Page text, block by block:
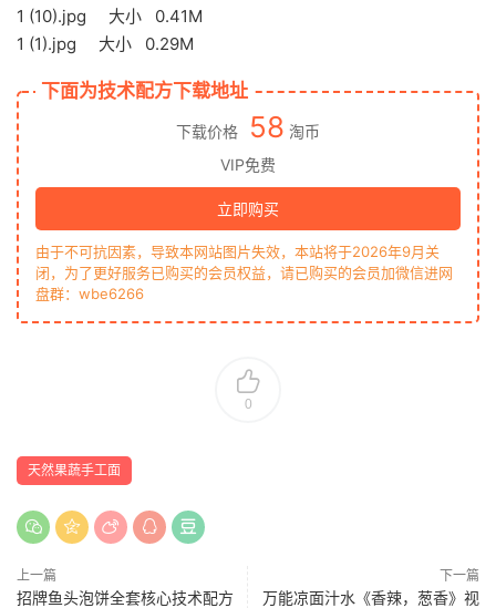
1 (10).jpg 大小 0.41M
1 (1).jpg 大小 0.29M
下面为技术配方下载地址
下载价格 58 淘币
VIP免费
立即购买
由于不可抗因素，导致本网站图片失效，本站将于2026年9月关
闭，为了更好服务已购买的会员权益，请已购买的会员加微信进网
盘群：wbe6266
0
天然果蔬手工面
上一篇
招牌鱼头泡饼全套核心技术配方
下一篇
万能凉面汁水《香辣，葱香》视